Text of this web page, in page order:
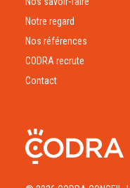
Notre regard
Nos références
CODRA recrute
Contact